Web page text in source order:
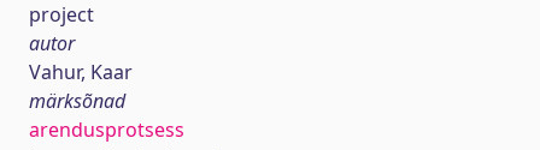
project
autor
Vahur, Kaar
märksõnad
arendusprotsess